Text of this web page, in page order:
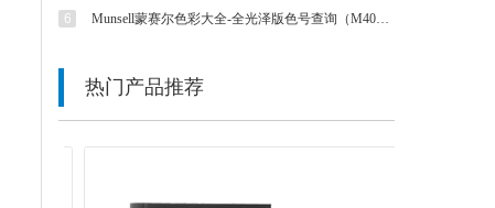
Munsell蒙赛尔色彩大全-全光泽版色号查询（M40115B色卡）
热门产品推荐